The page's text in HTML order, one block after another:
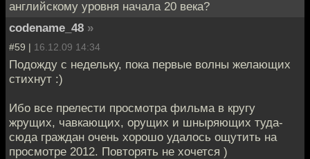
английскому уровня начала 20 века?
codename_48 »
#59 | 16.12.09 14:34
Подожду с недельку, пока первые волны желающих
стихнут :)
Ибо все прелести просмотра фильма в кругу
жрущих, чавкающих, орущих и шныряющих туда-
сюда граждан очень хорошо удалось ощутить на
просмотре 2012. Повторять не хочется )